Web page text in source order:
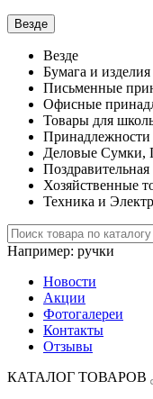
Везде
Везде
Бумага и
Письменные
Офисные
Товары для
Принадлежности
Деловые Сумки,
Хозяйственные
Техника и
Например: ручки
Новости
Акции
Фотогалереи
Контакты
Отзывы
КАТАЛОГ ТОВАРОВ